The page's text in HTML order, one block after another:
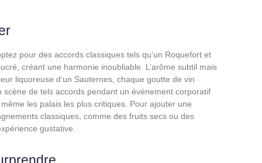
pour des accords classiques tels qu’un Roquefort et
créant une harmonie inoubliable. L’arôme subtil mais
liquoreuse d’un Sauternes, chaque goutte de vin
de tels accords pendant un événement corporatif
les palais les plus critiques. Pour ajouter une
classiques, comme des fruits secs ou des
gustative.